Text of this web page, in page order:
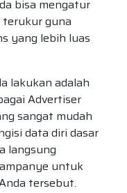
bisa mengatur
guna
yang lebih luas
lakukan adalah
Advertiser
sangat mudah
data diri dasar
langsung
untuk
tersebut.